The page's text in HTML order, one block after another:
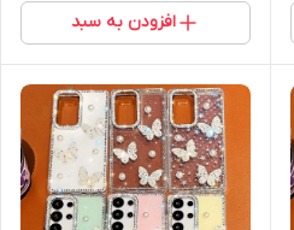
افزودن به سبد